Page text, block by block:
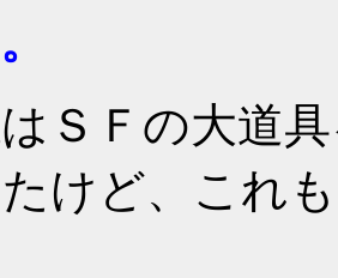
ＳＦの大道
けど、これ